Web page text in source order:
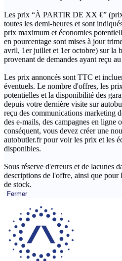
Les prix “À PARTIR DE XX €”
toutes les demi-heures et sont
prix maximum et économies
en pourcentage sont mises à jour
avril, 1er juillet et 1er octobre) sur la
provenant de demandes ayant reçu
Les prix annoncés sont TTC et
éventuels. Le nombre d'offres, les
potentielles et la disponibilité des
depuis votre dernière visite sur
reçu des communications marketing
des e-mails, des campagnes en ligne
conséquent, vous devez créer une
autobutler.fr pour voir les prix et les
disponibles.
Sous réserve d'erreurs et de lacunes
descriptions de l'offre, ainsi que pour
de stock.
Fermer